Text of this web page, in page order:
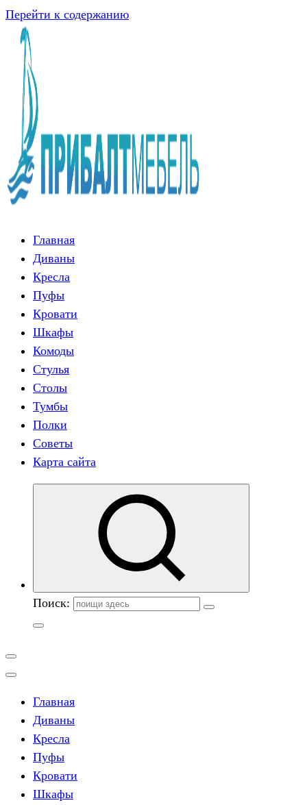
Перейти к содержанию
Главная
Диваны
Кресла
Пуфы
Кровати
Шкафы
Комоды
Стулья
Столы
Тумбы
Полки
Советы
Карта сайта
Поиск:
Главная
Диваны
Кресла
Пуфы
Кровати
Шкафы